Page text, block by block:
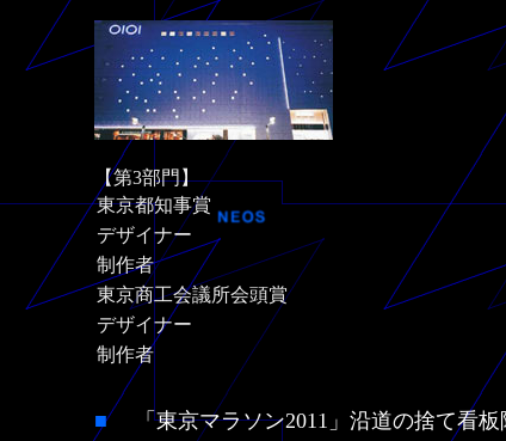
【第3部門】
東京都知事賞
デザイナー
制作者
東京商工会議所会頭賞
デザイナー
制作者
■ 「東京マラソン2011」沿道の捨て看